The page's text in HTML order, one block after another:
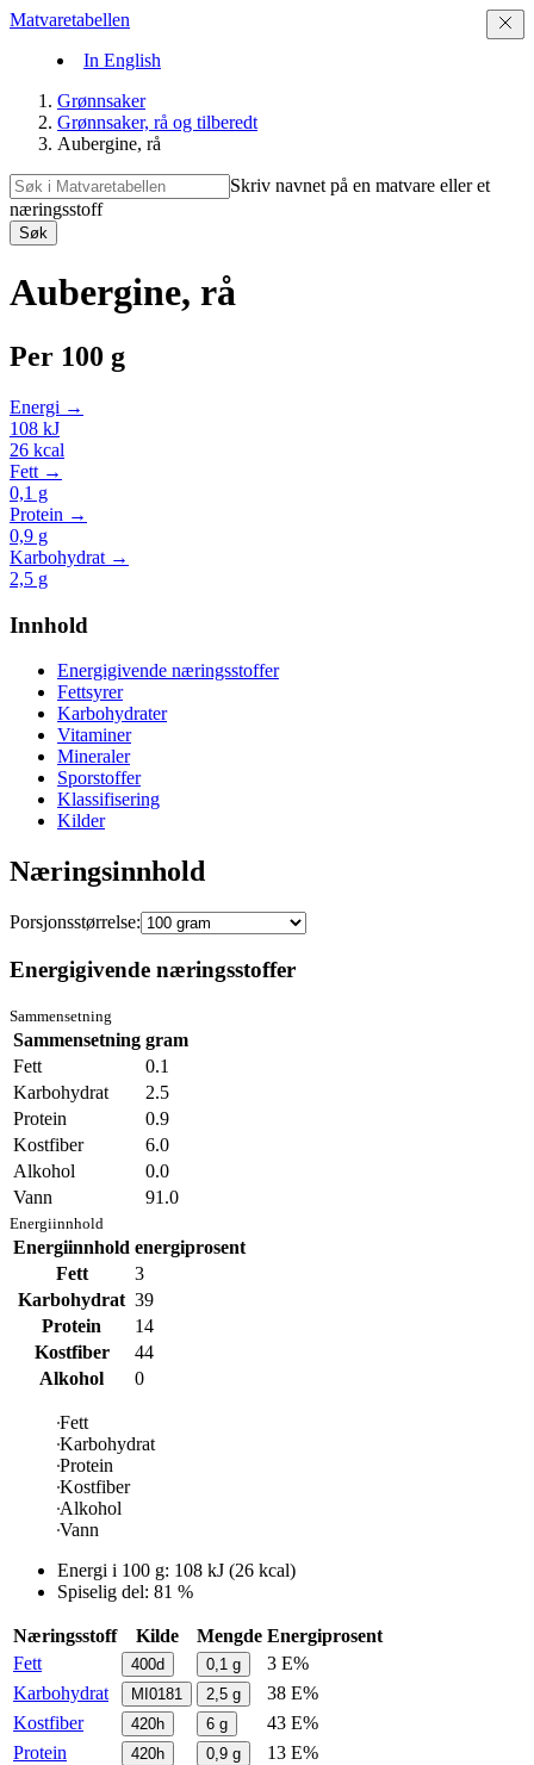
Matvaretabellen
In English
Grønnsaker
Grønnsaker, rå og tilberedt
Aubergine, rå
Skriv navnet på en matvare eller et
næringsstoff
Søk
Aubergine, rå
Per 100 g
Energi →
108 kJ
26 kcal
Fett →
0,1 g
Protein →
0,9 g
Karbohydrat →
2,5 g
Innhold
Energigivende næringsstoffer
Fettsyrer
Karbohydrater
Vitaminer
Mineraler
Sporstoffer
Klassifisering
Kilder
Næringsinnhold
Porsjonsstørrelse:
Energigivende næringsstoffer
Sammensetning
Sammensetning gram
Fett
0.1
Karbohydrat
2.5
Protein
0.9
Kostfiber
6.0
Alkohol
0.0
Vann
91.0
Energiinnhold
Energiinnhold energiprosent
Fett
3
Karbohydrat 39
Protein
14
Kostfiber
44
Alkohol
0
Fett
Karbohydrat
Protein
Kostfiber
Alkohol
Vann
Energi i 100 g: 108 kJ (26 kcal)
Spiselig del: 81 %
Næringsstoff Kilde Mengde Energiprosent
Fett
400d 0,1 g
3 E%
Karbohydrat
MI0181 2,5 g
38 E%
Kostfiber
420h 6 g
43 E%
Protein
420h 0,9 g
13 E%